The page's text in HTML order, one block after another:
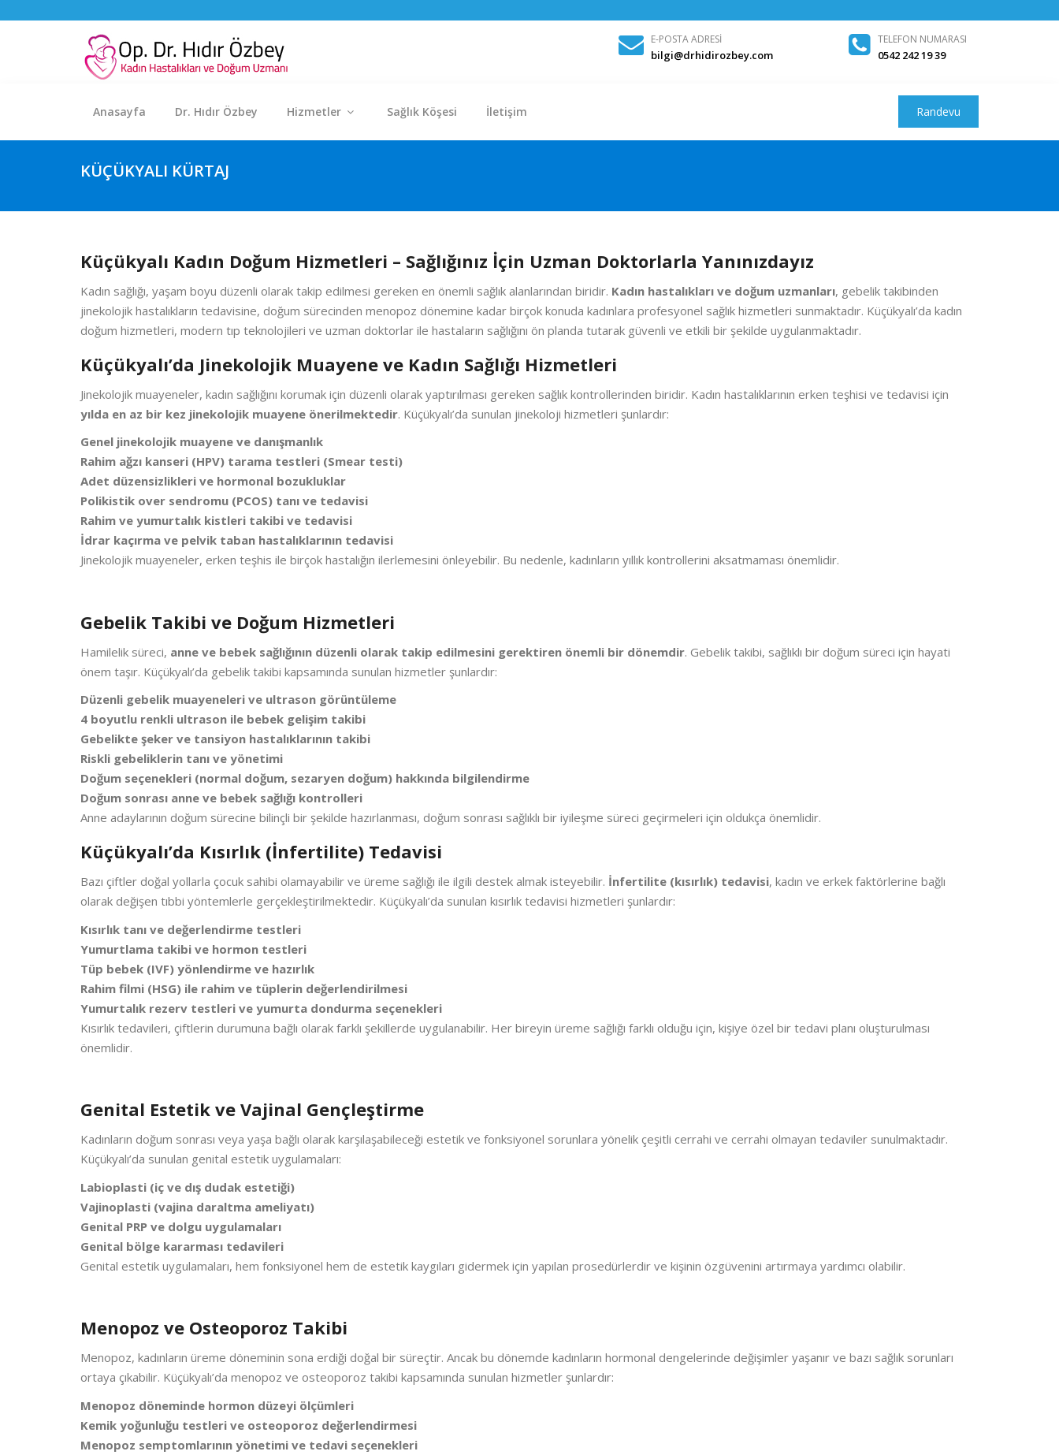
E-POSTA ADRESI
bilgi@drhidirozbey.com
TELEFON NUMARASI
0542 242 19 39
Anasayfa Dr. Hıdır Özbey Hizmetler Sağlık Köşesi İletişim Randevu
KÜÇÜKYALI KÜRTAJ
Küçükyalı Kadın Doğum Hizmetleri – Sağlığınız İçin Uzman Doktorlarla Yanınızdayız
Kadın sağlığı, yaşam boyu düzenli olarak takip edilmesi gereken en önemli sağlık alanlarından biridir. Kadın hastalıkları ve doğum uzmanları, gebelik takibinden
jinekolojik hastalıkların tedavisine, doğum sürecinden menopoz dönemine kadar birçok konuda kadınlara profesyonel sağlık hizmetleri sunmaktadır. Küçükyalı’da kadın
doğum hizmetleri, modern tıp teknolojileri ve uzman doktorlar ile hastaların sağlığını ön planda tutarak güvenli ve etkili bir şekilde uygulanmaktadır.
Küçükyalı’da Jinekolojik Muayene ve Kadın Sağlığı Hizmetleri
Jinekolojik muayeneler, kadın sağlığını korumak için düzenli olarak yaptırılması gereken sağlık kontrollerinden biridir. Kadın hastalıklarının erken teşhisi ve tedavisi için
yılda en az bir kez jinekolojik muayene önerilmektedir. Küçükyalı’da sunulan jinekoloji hizmetleri şunlardır:
Genel jinekolojik muayene ve danışmanlık
Rahim ağzı kanseri (HPV) tarama testleri (Smear testi)
Adet düzensizlikleri ve hormonal bozukluklar
Polikistik over sendromu (PCOS) tanı ve tedavisi
Rahim ve yumurtalık kistleri takibi ve tedavisi
İdrar kaçırma ve pelvik taban hastalıklarının tedavisi
Jinekolojik muayeneler, erken teşhis ile birçok hastalığın ilerlemesini önleyebilir. Bu nedenle, kadınların yıllık kontrollerini aksatmaması önemlidir.
Gebelik Takibi ve Doğum Hizmetleri
Hamilelik süreci, anne ve bebek sağlığının düzenli olarak takip edilmesini gerektiren önemli bir dönemdir. Gebelik takibi, sağlıklı bir doğum süreci için hayati
önem taşır. Küçükyalı’da gebelik takibi kapsamında sunulan hizmetler şunlardır:
Düzenli gebelik muayeneleri ve ultrason görüntüleme
4 boyutlu renkli ultrason ile bebek gelişim takibi
Gebelikte şeker ve tansiyon hastalıklarının takibi
Riskli gebeliklerin tanı ve yönetimi
Doğum seçenekleri (normal doğum, sezaryen doğum) hakkında bilgilendirme
Doğum sonrası anne ve bebek sağlığı kontrolleri
Anne adaylarının doğum sürecine bilinçli bir şekilde hazırlanması, doğum sonrası sağlıklı bir iyileşme süreci geçirmeleri için oldukça önemlidir.
Küçükyalı’da Kısırlık (İnfertilite) Tedavisi
Bazı çiftler doğal yollarla çocuk sahibi olamayabilir ve üreme sağlığı ile ilgili destek almak isteyebilir. İnfertilite (kısırlık) tedavisi, kadın ve erkek faktörlerine bağlı
olarak değişen tıbbi yöntemlerle gerçekleştirilmektedir. Küçükyalı’da sunulan kısırlık tedavisi hizmetleri şunlardır:
Kısırlık tanı ve değerlendirme testleri
Yumurtlama takibi ve hormon testleri
Tüp bebek (IVF) yönlendirme ve hazırlık
Rahim filmi (HSG) ile rahim ve tüplerin değerlendirilmesi
Yumurtalık rezerv testleri ve yumurta dondurma seçenekleri
Kısırlık tedavileri, çiftlerin durumuna bağlı olarak farklı şekillerde uygulanabilir. Her bireyin üreme sağlığı farklı olduğu için, kişiye özel bir tedavi planı oluşturulması
önemlidir.
Genital Estetik ve Vajinal Gençleştirme
Kadınların doğum sonrası veya yaşa bağlı olarak karşılaşabileceği estetik ve fonksiyonel sorunlara yönelik çeşitli cerrahi ve cerrahi olmayan tedaviler sunulmaktadır.
Küçükyalı’da sunulan genital estetik uygulamaları:
Labioplasti (iç ve dış dudak estetiği)
Vajinoplasti (vajina daraltma ameliyatı)
Genital PRP ve dolgu uygulamaları
Genital bölge kararması tedavileri
Genital estetik uygulamaları, hem fonksiyonel hem de estetik kaygıları gidermek için yapılan prosedürlerdir ve kişinin özgüvenini artırmaya yardımcı olabilir.
Menopoz ve Osteoporoz Takibi
Menopoz, kadınların üreme döneminin sona erdiği doğal bir süreçtir. Ancak bu dönemde kadınların hormonal dengelerinde değişimler yaşanır ve bazı sağlık sorunları
ortaya çıkabilir. Küçükyalı’da menopoz ve osteoporoz takibi kapsamında sunulan hizmetler şunlardır:
Menopoz döneminde hormon düzeyi ölçümleri
Kemik yoğunluğu testleri ve osteoporoz değerlendirmesi
Menopoz semptomlarının yönetimi ve tedavi seçenekleri